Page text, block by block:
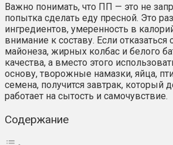
Важно понимать, что ПП — это не
попытка сделать еду пресной. Это
ингредиентов, умеренность в
внимание к составу. Если отказаться
майонеза, жирных колбас и белого
качества, а вместо этого
основу, творожные намазки, яйца,
семена, получится завтрак, который
работает на сытость и самочувствие.
Содержание